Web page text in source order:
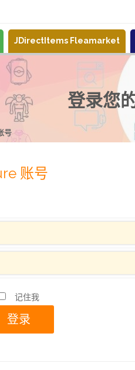
JDirectItems Fleamarket
登录您
号
账号
记住我